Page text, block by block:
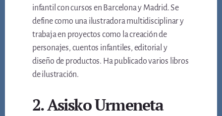
infantil con cursos en Barcelona y Madrid. Se
define como una ilustradora multidisciplinar y
trabaja en proyectos como la creación de
personajes, cuentos infantiles, editorial y
diseño de productos. Ha publicado varios libros
de ilustración.
2. Asisko Urmeneta